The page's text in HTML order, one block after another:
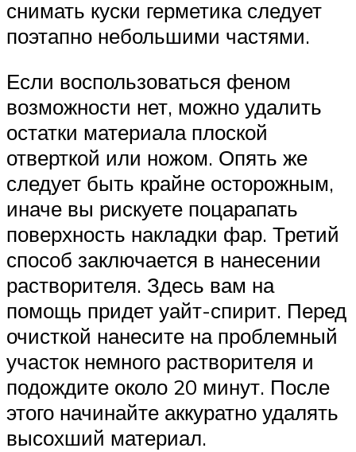
снимать куски герметика следует
поэтапно небольшими частями.
Если воспользоваться феном
возможности нет, можно удалить
остатки материала плоской
отверткой или ножом. Опять же
следует быть крайне осторожным,
иначе вы рискуете поцарапать
поверхность накладки фар. Третий
способ заключается в нанесении
растворителя. Здесь вам на
помощь придет уайт-спирит. Перед
очисткой нанесите на проблемный
участок немного растворителя и
подождите около 20 минут. После
этого начинайте аккуратно удалять
высохший материал.